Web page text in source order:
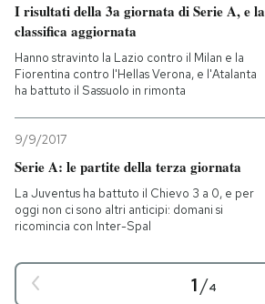
I risultati della 3a giornata di Serie A, e la
classifica aggiornata
Hanno stravinto la Lazio contro il Milan e la
Fiorentina contro l'Hellas Verona, e l'Atalanta
ha battuto il Sassuolo in rimonta
9/9/2017
Serie A: le partite della terza giornata
La Juventus ha battuto il Chievo 3 a 0, e per
oggi non ci sono altri anticipi: domani si
ricomincia con Inter-Spal
1/4